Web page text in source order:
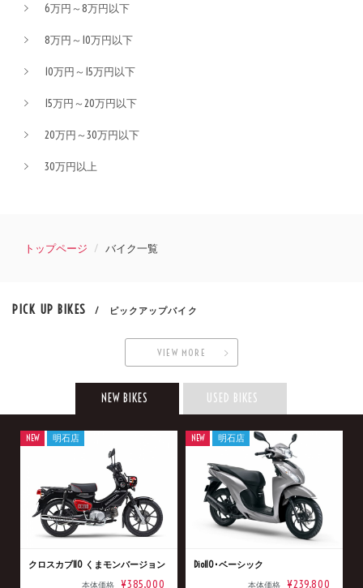
6万円～8万円以下
8万円～10万円以下
10万円～15万円以下
15万円～20万円以下
20万円～30万円以下
30万円以上
トップページ バイク一覧
PICK UP BIKES / ピックアップバイク
VIEW MORE
NEW BIKES USED BIKES
クロスカブ110 くまモンバージョン
本体価格 ¥385,000
NEW 明石店
Dio110･ベーシック
本体価格 ¥239,800
NEW 明石店